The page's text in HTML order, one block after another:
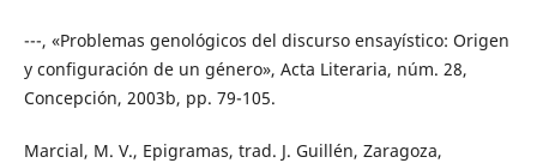
---, «Problemas genológicos del discurso ensayístico: Origen
y configuración de un género», Acta Literaria, núm. 28,
Concepción, 2003b, pp. 79-105.
Marcial, M. V., Epigramas, trad. J. Guillén, Zaragoza,